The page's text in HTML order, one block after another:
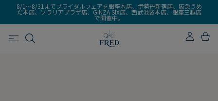
8/1～8/31までブライダルフェアを銀座本店、伊勢丹新宿店、阪急うめ
だ本店、ソラリアプラザ店、GINZA SIX店、西武池袋本店、銀座三越店
で開催中。